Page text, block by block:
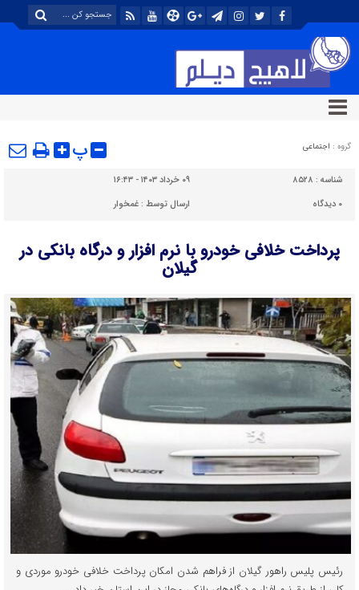
گروه : اجتماعی پ
شناسه : ۸۵۲۸
۰۹ خرداد ۱۴۰۳ - ۱۶:۴۳
۰ دیدگاه ارسال توسط :غمخوار
پرداخت خلافی خودرو با نرم افزار و درگاه بانکی در
گیلان
رئیس پلیس راهور گیلان از فراهم شدن امکان پرداخت خلافی خودرو موردی و